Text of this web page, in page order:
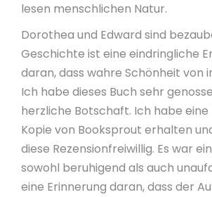
lesen menschlichen Natur.
Dorothea und Edward sind
Geschichte ist eine eindringliche
daran, dass wahre Schönheit von
Ich habe dieses Buch sehr
herzliche Botschaft. Ich habe
Kopie von Booksprout erhalten
diese Rezensionfreiwillig. Es war
sowohl beruhigend als auch
eine Erinnerung daran, dass der